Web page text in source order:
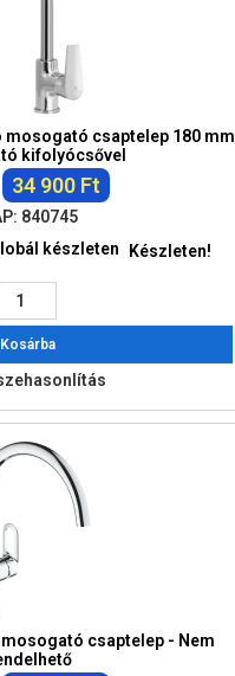
mosogató csaptelep 180 mm
kifolyócsővel
34 900 Ft
840745
Készleten!
Kosárba
csaptelep - Nem